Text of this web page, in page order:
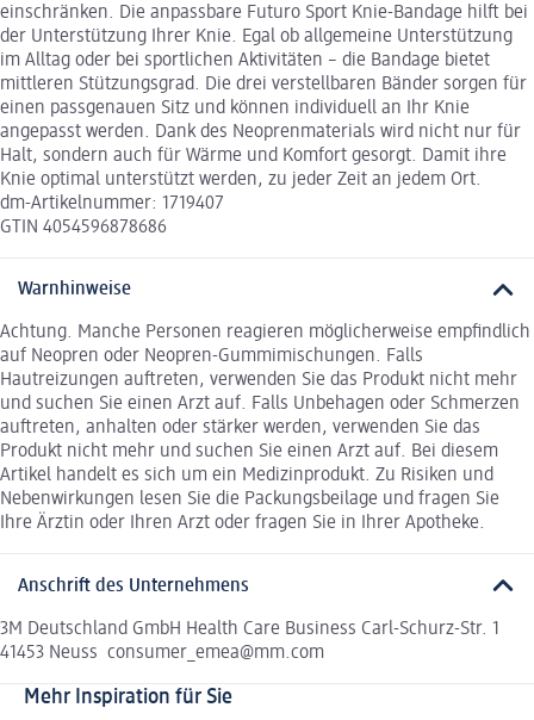
einschränken. Die anpassbare Futuro Sport Knie-Bandage hilft bei
der Unterstützung Ihrer Knie. Egal ob allgemeine Unterstützung
im Alltag oder bei sportlichen Aktivitäten – die Bandage bietet
mittleren Stützungsgrad. Die drei verstellbaren Bänder sorgen für
einen passgenauen Sitz und können individuell an Ihr Knie
angepasst werden. Dank des Neoprenmaterials wird nicht nur für
Halt, sondern auch für Wärme und Komfort gesorgt. Damit ihre
Knie optimal unterstützt werden, zu jeder Zeit an jedem Ort.
dm-Artikelnummer: 1719407
GTIN 4054596878686
Warnhinweise
Achtung. Manche Personen reagieren möglicherweise empfindlich
auf Neopren oder Neopren-Gummimischungen. Falls
Hautreizungen auftreten, verwenden Sie das Produkt nicht mehr
und suchen Sie einen Arzt auf. Falls Unbehagen oder Schmerzen
auftreten, anhalten oder stärker werden, verwenden Sie das
Produkt nicht mehr und suchen Sie einen Arzt auf. Bei diesem
Artikel handelt es sich um ein Medizinprodukt. Zu Risiken und
Nebenwirkungen lesen Sie die Packungsbeilage und fragen Sie
Ihre Ärztin oder Ihren Arzt oder fragen Sie in Ihrer Apotheke.
Anschrift des Unternehmens
3M Deutschland GmbH Health Care Business Carl-Schurz-Str. 1
41453 Neuss consumer_emea@mm.com
Mehr Inspiration für Sie